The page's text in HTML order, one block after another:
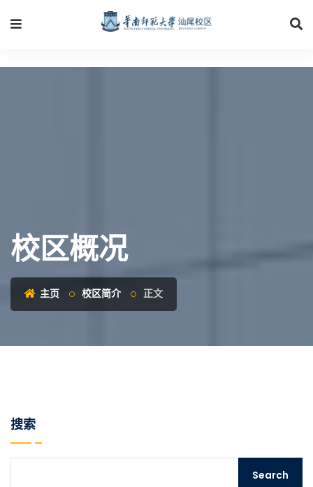
校区概况
主页 校区简介 正文
搜索